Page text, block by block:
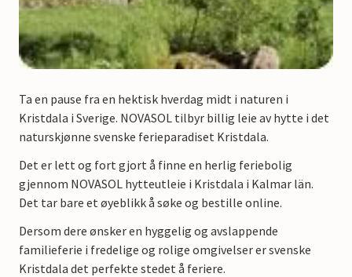
Ta en pause fra en hektisk hverdag midt i naturen i
Kristdala i Sverige. NOVASOL tilbyr billig leie av hytte i det
naturskjønne svenske ferieparadiset Kristdala.
Det er lett og fort gjort å finne en herlig feriebolig
gjennom NOVASOL hytteutleie i Kristdala i Kalmar län.
Det tar bare et øyeblikk å søke og bestille online.
Dersom dere ønsker en hyggelig og avslappende
familieferie i fredelige og rolige omgivelser er svenske
Kristdala det perfekte stedet å feriere.